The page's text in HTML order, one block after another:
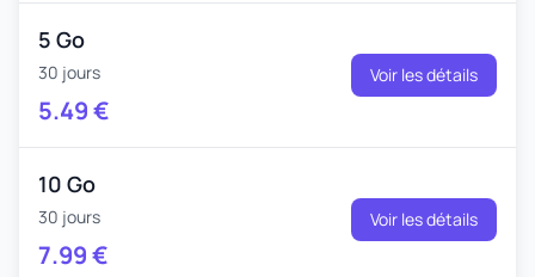
5 Go
30 jours
5.49€
Voir les détails
10 Go
30 jours
7.99€
Voir les détails